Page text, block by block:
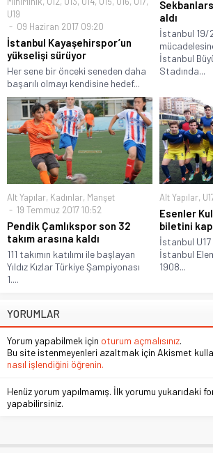
U19
09 Haziran 2017 09:20
İstanbul Kayaşehirspor’un
yükselişi sürüyor
Her sene bir önceki seneden daha
başarılı olmayı kendisine hedef...
aldı
İstanbul 19/
İstanbul
Stadında...
Alt Yapılar, Kadınlar, Manşet
19 Temmuz 2017 10:52
Pendik Çamlıkspor son 32
takım arasına kaldı
111 takımın katılımı ile başlayan
Yıldız Kızlar Türkiye Şampiyonası
1....
Alt Yapılar,
Esenler
biletini
İstanbul
İstanbul
1908...
YORUMLAR
Yorum yapabilmek için oturum açmalısınız.
Bu site istenmeyenleri azaltmak için Akismet
nasıl işlendiğini öğrenin.
Henüz yorum yapılmamış. İlk yorumu yukarıdaki
yapabilirsiniz.